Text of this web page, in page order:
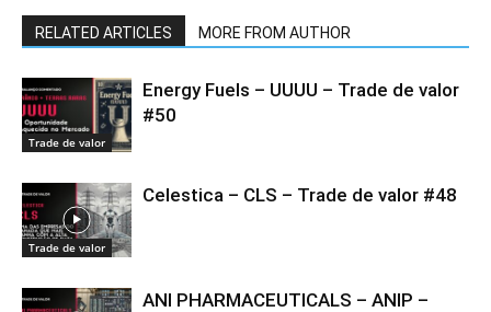
RELATED ARTICLES MORE FROM AUTHOR
Trade de valor
Energy Fuels – UUUU – Trade de valor
#50
Trade de valor
Celestica – CLS – Trade de valor #48
ANI PHARMACEUTICALS – ANIP –